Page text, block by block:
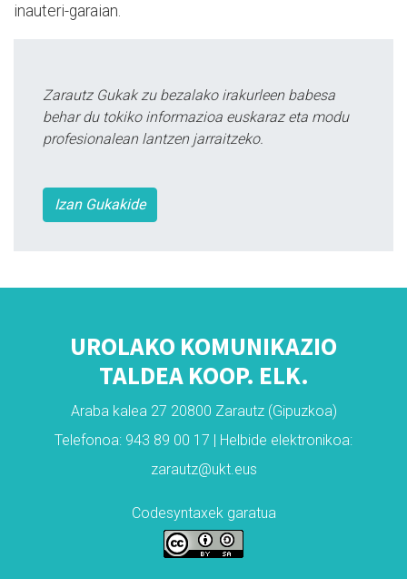
inauteri-garaian.
Zarautz Gukak zu bezalako irakurleen babesa
behar du tokiko informazioa euskaraz eta modu
profesionalean lantzen jarraitzeko.
Izan Gukakide
UROLAKO KOMUNIKAZIO
TALDEA KOOP. ELK.
Araba kalea 27 20800 Zarautz (Gipuzkoa)
Telefonoa: 943 89 00 17 | Helbide elektronikoa:
zarautz@ukt.eus
Codesyntaxek garatua